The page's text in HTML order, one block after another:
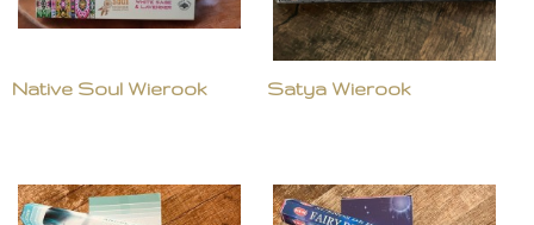
Native Soul Wierook Satya Wierook